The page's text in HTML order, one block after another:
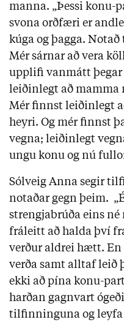
manna. „Þessi konu-
svona orðfæri er
kúga og þagga.
Mér sárnar að vera
upplifi vanmátt þegar
leiðinlegt að mamma
Mér finnst leiðinlegt
heyri. Og mér finnst
vegna; leiðinlegt
ungu konu og nú
Sólveig Anna segir
notaðar gegn þeim.
strengjabrúða eins né
fráleitt að halda því
verður aldrei hætt. En
verða samt alltaf leið
ekki að pína konu-
harðan gagnvart
tilfinninguna og leyfa